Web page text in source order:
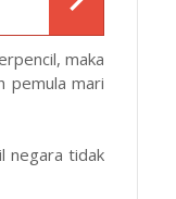
maka
pemula mari
negara tidak